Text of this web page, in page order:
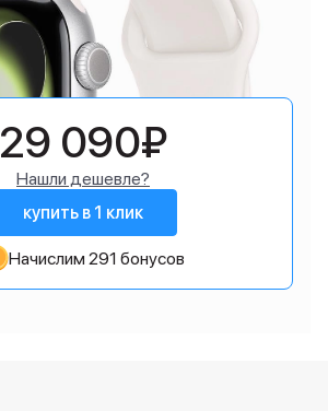
29 090₽
Нашли дешевле?
купить в 1 клик
Начислим 291 бонусов